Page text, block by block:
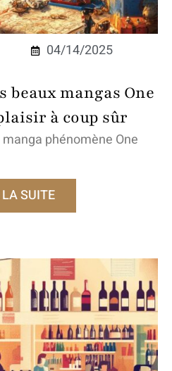
04/14/2025
beaux mangas One
à coup sûr
phénomène One
SUITE